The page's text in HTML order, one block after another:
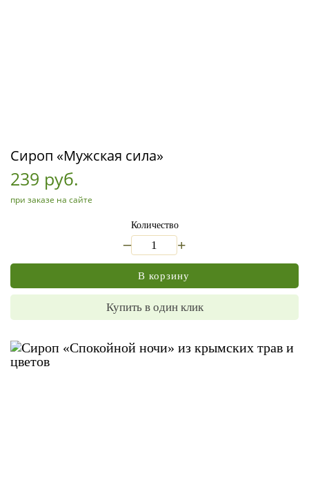
Сироп «Мужская сила»
239 руб.
при заказе на сайте
Количество
+
В корзину
Купить в один клик